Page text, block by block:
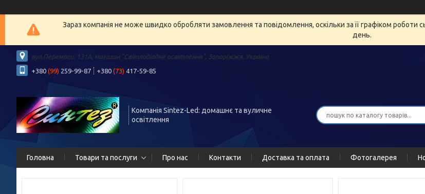
Зараз компанія не може швидко обробляти замовлення та повідомлення, оскільки за її графіком
день.
вул.Перемоги, 131А, магазин "Світлодіодне освітлення", Запоріжжя, Україна
+380 (99) 259-99-87 +380 (73) 417-59-85
Компанія Sintez-Led: домашнє та вуличне
освітлення
Головна Товари та послуги Про нас Контакти Доставка та оплата Фотогалерея